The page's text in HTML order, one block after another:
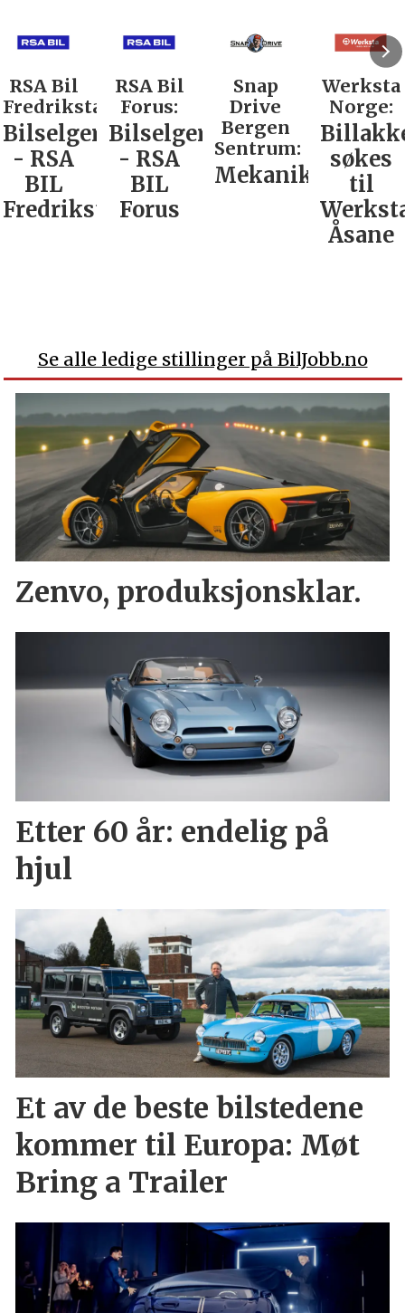
RSA Bil
Fredrikstad:
Bilselger
- RSA
BIL
Fredrikstad
RSA Bil
Forus:
Bilselger
- RSA
BIL
Forus
Snap
Drive
Bergen
Sentrum:
Mekaniker
Werksta
Norge:
søkes
til
Åsane
Se alle ledige stillinger på BilJobb.no
Zenvo, produksjonsklar.
Etter 60 år: endelig på
hjul
Et av de beste bilstedene
kommer til Europa: Møt
Bring a Trailer